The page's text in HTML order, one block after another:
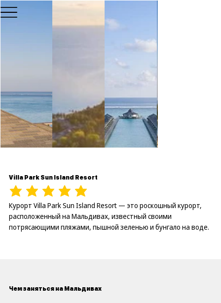
Villa Park Sun Island Resort
Курорт Villa Park Sun Island Resort — это роскошный курорт,
расположенный на Мальдивах, известный своими
потрясающими пляжами, пышной зеленью и бунгало на воде.
Чем заняться на Мальдивах